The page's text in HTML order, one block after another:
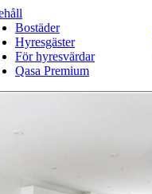
Bostäder
Hyresgäster
För hyresvärdar
Qasa Premium